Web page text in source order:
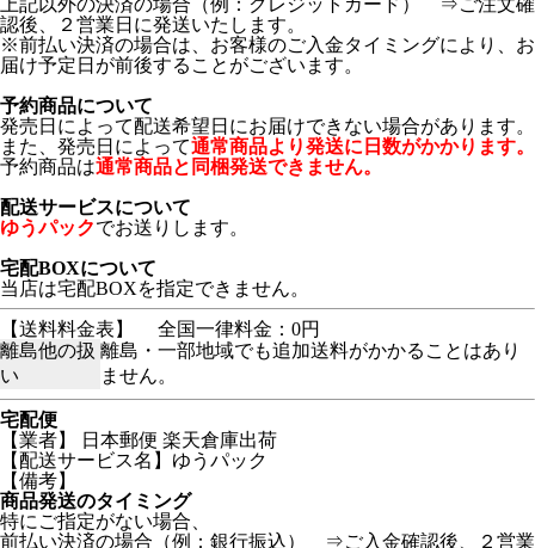
上記以外の決済の場合（例：クレジットカード） ⇒ご注文確
認後、２営業日に発送いたします。
※前払い決済の場合は、お客様のご入金タイミングにより、お
届け予定日が前後することがございます。
予約商品について
発売日によって配送希望日にお届けできない場合があります。
また、発売日によって通常商品より発送に日数がかかります。
予約商品は通常商品と同梱発送できません。
配送サービスについて
ゆうパックでお送りします。
宅配BOXについて
当店は宅配BOXを指定できません。
【送料料金表】
全国一律料金：0円
離島他の扱
い
離島・一部地域でも追加送料がかかることはあり
ません。
宅配便
【業者】 日本郵便 楽天倉庫出荷
【配送サービス名】ゆうパック
【備考】
商品発送のタイミング
特にご指定がない場合、
前払い決済の場合（例：銀行振込） ⇒ご入金確認後、２営業